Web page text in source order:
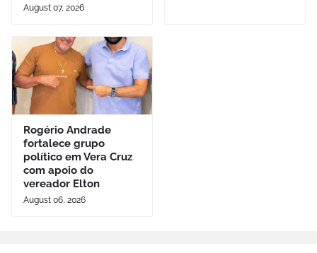
August 07, 2026
Rogério Andrade
fortalece grupo
político em Vera Cruz
com apoio do
vereador Elton
August 06, 2026